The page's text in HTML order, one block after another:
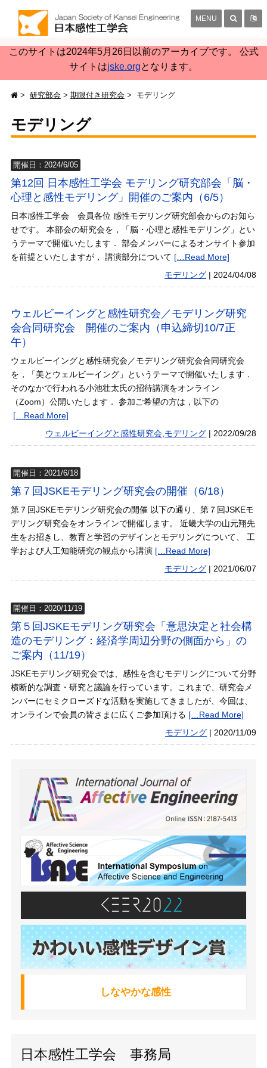
このサイトは2024年5月26日以前のアーカイブです。 公式
サイトはjske.orgとなります。
MENU
研究部会 期限付き研究会 モデリング
モデリング
開催日：2024/6/05
第12回 日本感性工学会 モデリング研究部会「脳・
心理と感性モデリング」開催のご案内（6/5）
日本感性工学会 会員各位 感性モデリング研究部会からのお知ら
せです。 本部会の研究会を，「脳・心理と感性モデリング」とい
うテーマで開催いたします． 部会メンバーによるオンサイト参加
を前提といたしますが， 講演部分について […Read More]
モデリング |2024/04/08
ウェルビーイングと感性研究会／モデリング研究
会合同研究会 開催のご案内（申込締切10/7正
午）
ウェルビーイングと感性研究会／モデリング研究会合同研究会
を，「美とウェルビーイング」というテーマで開催いたします．
そのなかで行われる小池壮太氏の招待講演をオンライン
（Zoom）公開いたします． 参加ご希望の方は，以下の
[…Read More]
ウェルビーイングと感性研究会,モデリング |2022/09/28
開催日：2021/6/18
第７回JSKEモデリング研究会の開催（6/18）
第７回JSKEモデリング研究会の開催 以下の通り、第７回JSKEモ
デリング研究会をオンラインで開催します。 近畿大学の山元翔先
生をお招きし、教育と学習のデザインとモデリングについて、 工
学および人工知能研究の観点から講演 […Read More]
モデリング |2021/06/07
開催日：2020/11/19
第５回JSKEモデリング研究会「意思決定と社会構
造のモデリング：経済学周辺分野の側面から」の
ご案内（11/19）
JSKEモデリング研究会では、感性を含むモデリングについて分野
横断的な調査・研究と議論を行っています。これまで、研究会メ
ンバーにセミクローズドな活動を実施してきましたが、今回は、
オンラインで会員の皆さまに広くご参加頂ける […Read More]
モデリング |2020/11/09
しなやかな感性
日本感性工学会 事務局